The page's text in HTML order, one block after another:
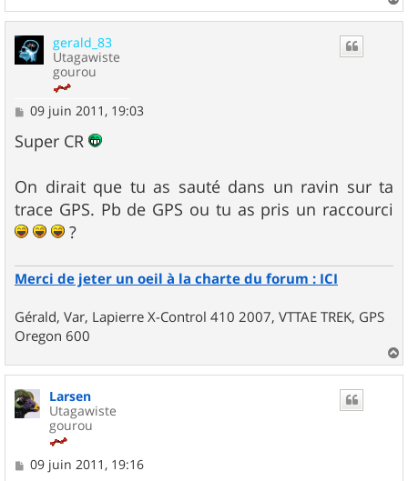
a
gerald_83
Utagawiste
gourou
M
s
s
g
e
09 juin 2011, 19:03
Super CR
On dirait que tu as sauté dans un ravin sur ta
trace GPS. Pb de GPS ou tu as pris un raccourci
?
Merci de jeter un oeil à la charte du forum : ICI
Gérald, Var, Lapierre X-Control 410 2007, VTTAE TREK, GPS
Oregon 600
a
Larsen
Utagawiste
gourou
M
09 juin 2011, 19:16